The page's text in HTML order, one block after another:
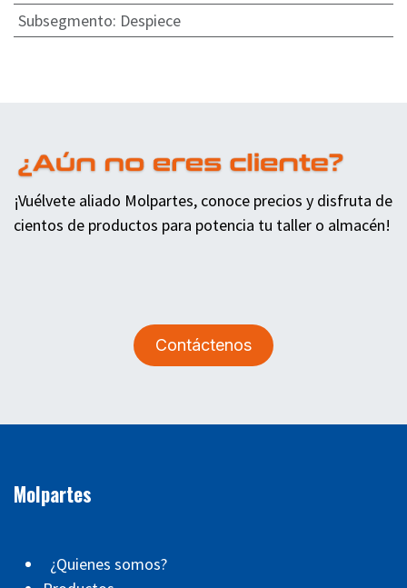
Subsegmento: Despiece
¡Vuélvete aliado Molpartes, conoce precios y disfruta de
cientos de productos para potencia tu taller o almacén!
Contáctenos
Molpartes
¿Quienes somos?